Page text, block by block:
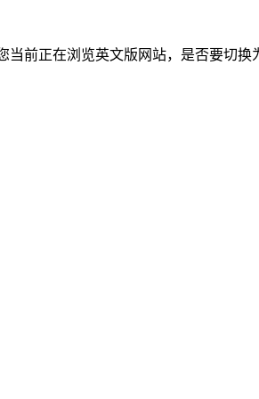
当前正在浏览英文版网站，是否要切换